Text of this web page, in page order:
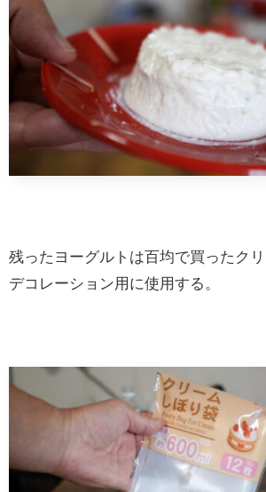
残ったヨーグルトは百均で買ったク
デコレーション用に使用する。